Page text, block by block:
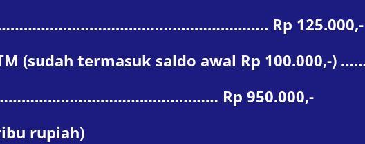
……………………………………………………….. Rp 125.000,-
(sudah termasuk saldo awal Rp 100.000,-)
Rp 950.000,-
rupiah)